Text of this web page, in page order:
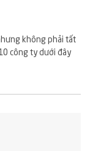
không phải tất
công ty dưới đây